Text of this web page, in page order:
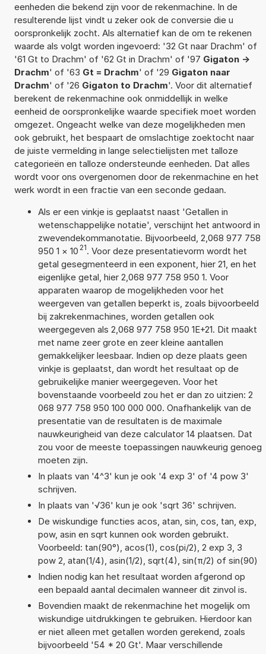
eenheden die bekend zijn voor de rekenmachine. In de
resulterende lijst vindt u zeker ook de conversie die u
oorspronkelijk zocht. Als alternatief kan de om te rekenen
waarde als volgt worden ingevoerd: '32 Gt naar Drachm' of
'61 Gt to Drachm' of '62 Gt in Drachm' of '97 Gigaton ->
Drachm' of '63 Gt = Drachm' of '29 Gigaton naar
Drachm' of '26 Gigaton to Drachm'. Voor dit alternatief
berekent de rekenmachine ook onmiddellijk in welke
eenheid de oorspronkelijke waarde specifiek moet worden
omgezet. Ongeacht welke van deze mogelijkheden men
ook gebruikt, het bespaart de omslachtige zoektocht naar
de juiste vermelding in lange selectielijsten met talloze
categorieën en talloze ondersteunde eenheden. Dat alles
wordt voor ons overgenomen door de rekenmachine en het
werk wordt in een fractie van een seconde gedaan.
Als er een vinkje is geplaatst naast 'Getallen in
wetenschappelijke notatie', verschijnt het antwoord in
zwevendekommanotatie. Bijvoorbeeld, 2,068 977 758
950 1 × 10 21. Voor deze presentatievorm wordt het
getal gesegmenteerd in een exponent, hier 21, en het
eigenlijke getal, hier 2,068 977 758 950 1. Voor
apparaten waarop de mogelijkheden voor het
weergeven van getallen beperkt is, zoals bijvoorbeeld
bij zakrekenmachines, worden getallen ook
weergegeven als 2,068 977 758 950 1E+21. Dit maakt
met name zeer grote en zeer kleine aantallen
gemakkelijker leesbaar. Indien op deze plaats geen
vinkje is geplaatst, dan wordt het resultaat op de
gebruikelijke manier weergegeven. Voor het
bovenstaande voorbeeld zou het er dan zo uitzien: 2
068 977 758 950 100 000 000. Onafhankelijk van de
presentatie van de resultaten is de maximale
nauwkeurigheid van deze calculator 14 plaatsen. Dat
zou voor de meeste toepassingen nauwkeurig genoeg
moeten zijn.
In plaats van '4^3' kun je ook '4 exp 3' of '4 pow 3'
schrijven.
In plaats van '√36' kun je ook 'sqrt 36' schrijven.
De wiskundige functies acos, atan, sin, cos, tan, exp,
pow, asin en sqrt kunnen ook worden gebruikt.
Voorbeeld: tan(90°), acos(1), cos(pi/2), 2 exp 3, 3
pow 2, atan(1/4), asin(1/2), sqrt(4), sin(π/2) of sin(90)
Indien nodig kan het resultaat worden afgerond op
een bepaald aantal decimalen wanneer dit zinvol is.
Bovendien maakt de rekenmachine het mogelijk om
wiskundige uitdrukkingen te gebruiken. Hierdoor kan
er niet alleen met getallen worden gerekend, zoals
bijvoorbeeld '54 * 20 Gt'. Maar verschillende